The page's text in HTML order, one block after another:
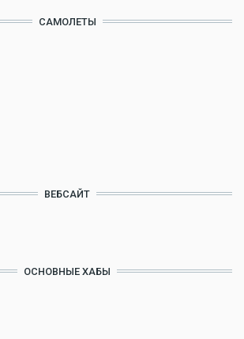
САМОЛЕТЫ
ВЕБСАЙТ
ОСНОВНЫЕ ХАБЫ